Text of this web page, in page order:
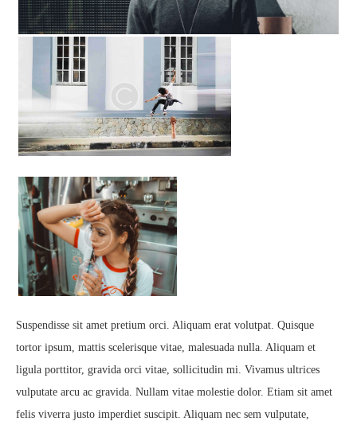
Suspendisse sit amet pretium orci. Aliquam erat volutpat. Quisque
tortor ipsum, mattis scelerisque vitae, malesuada nulla. Aliquam et
ligula porttitor, gravida orci vitae, sollicitudin mi. Vivamus ultrices
vulputate arcu ac gravida. Nullam vitae molestie dolor. Etiam sit amet
felis viverra justo imperdiet suscipit. Aliquam nec sem vulputate,